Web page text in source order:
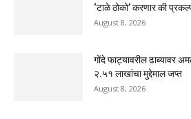
‘टाळे ठोको’ करणार की
August 8, 2026
गोंदे फाट्यावरील ढाब्यावर
२.५१ लाखांचा मुद्देमाल जप्त
August 8, 2026